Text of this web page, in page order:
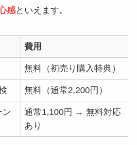
感といえます。
費用
無料（初売り購入特典）
無料（通常2,200円）
ン
通常1,100円 → 無料対応
あり